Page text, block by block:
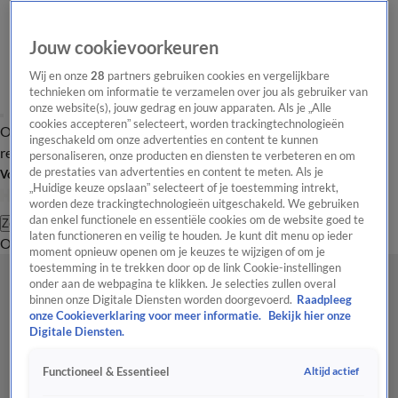
Overzicht Laatste nieuws Regionieuws Het beste van Hart
Tip de
redactie
Volg Hart van Nederland
Zoeken
OverzichtRegioUitzendingenWeerTip de redactiePanelVideo's
Jouw cookievoorkeuren
Wij en onze28 partners gebruiken cookies en vergelijkbare
technieken om informatie te verzamelen over jou als gebruiker van
onze website(s), jouw gedrag en jouw apparaten. Als je „Alle
cookies accepteren” selecteert, worden trackingtechnologieën
ingeschakeld om onze advertenties en content te kunnen
personaliseren, onze producten en diensten te verbeteren en om
de prestaties van advertenties en content te meten. Als je
„Huidige keuze opslaan” selecteert of je toestemming intrekt,
worden deze trackingtechnologieën uitgeschakeld. We gebruiken
dan enkel functionele en essentiële cookies om de website goed te
laten functioneren en veilig te houden. Je kunt dit menu op ieder
moment opnieuw openen om je keuzes te wijzigen of om je
toestemming in te trekken door op de link Cookie-instellingen
onder aan de webpagina te klikken. Je selecties zullen overal
binnen onze Digitale Diensten worden doorgevoerd. Raadpleeg
onze Cookieverklaring voor meer informatie.
Bekijk hier onze
Digitale Diensten.
Functioneel & Essentieel Altijd actief